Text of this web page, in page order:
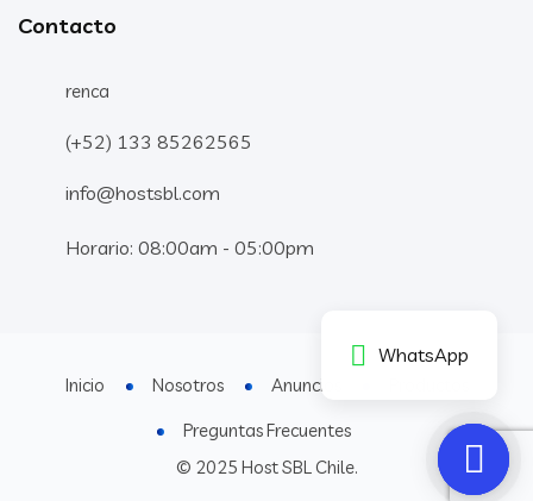
Contacto
renca
(+52) 133 85262565
info@hostsbl.com
Horario: 08:00am - 05:00pm
© 2025 Host SBL Chile.
Inicio Nosotros Anuncios
Preguntas Frecuentes
WhatsApp